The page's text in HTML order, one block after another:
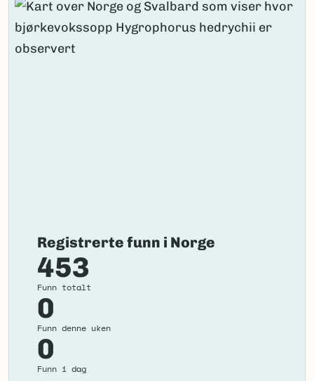
Registrerte funn i Norge
453
Funn totalt
0
Funn denne uken
0
Funn i dag